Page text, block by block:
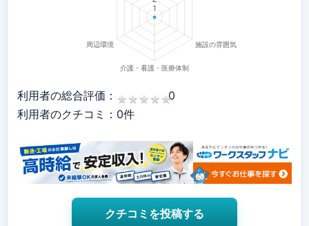
利用者の総合評価： ★ ★ ★ ★ ★
★ ★ ★ ★ ★0
利用者のクチコミ：0件
クチコミを投稿する